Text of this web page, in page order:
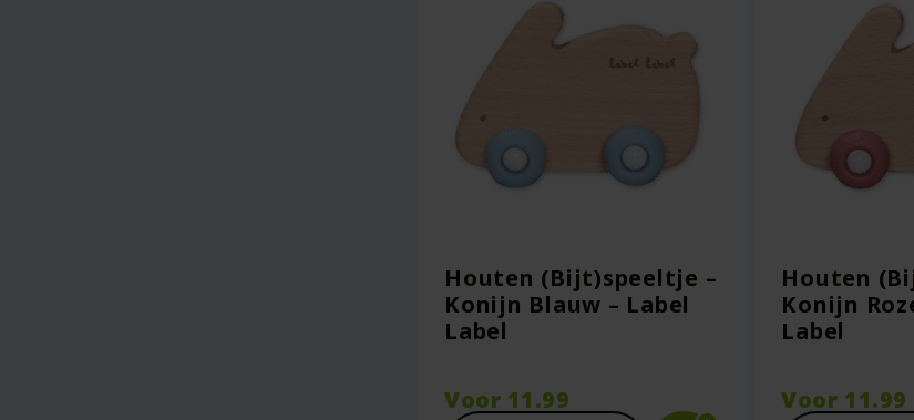
Houten (Bijt)speeltje –
Konijn Blauw – Label
Label
Voor 11.99
Houten
Konijn
Label
Voor 11.99